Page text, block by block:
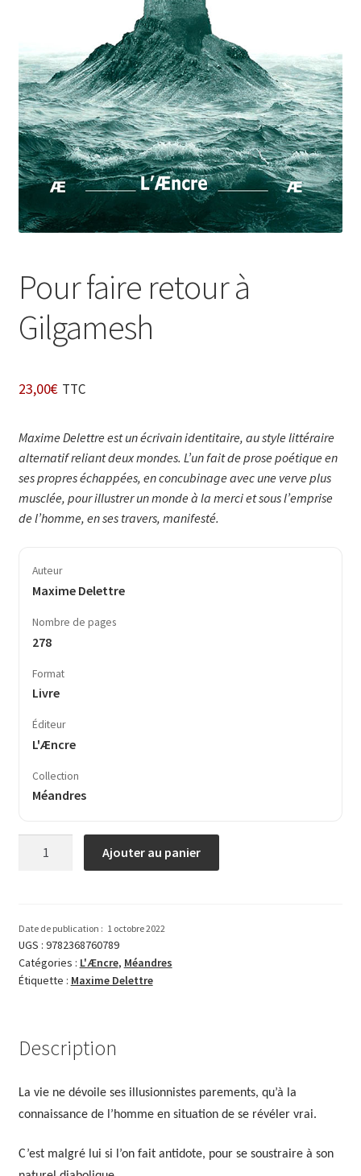
Newsletter
Nous Contacter
Panier
Politique de confidentialité et cookies
Qui sommes-nous ?
Soutien à Philippe Randa
Suivi de la Commande
Pour faire retour à
Gilgamesh
23,00€ TTC
Maxime Delettre est un écrivain identitaire, au style littéraire
alternatif reliant deux mondes. L’un fait de prose poétique en
ses propres échappées, en concubinage avec une verve plus
musclée, pour illustrer un monde à la merci et sous l’emprise
de l’homme, en ses travers, manifesté.
Auteur
Maxime Delettre
Nombre de pages
278
Format
Livre
Éditeur
L'Æncre
Collection
Méandres
retour
à
Gilgamesh
Ajouter au panier
Date de publication : 1 octobre 2022
UGS : 9782368760789
Catégories : L'Æncre, Méandres
Étiquette : Maxime Delettre
Description
La vie ne dévoile ses illusionnistes parements, qu’à la
connaissance de l’homme en situation de se révéler vrai.
C’est malgré lui si l’on fait antidote, pour se soustraire à son